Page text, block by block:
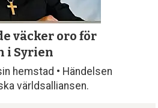
väcker oro för
i Syrien
hemstad • Händelsen
världsalliansen.